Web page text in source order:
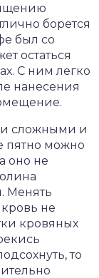
борется
был со
остаться
С ним легко
нанесения
сложными и
пятно можно
оно не
Менять
не
кровяных
то